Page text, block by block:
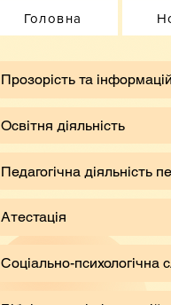
Головна
​Прозорість та
Освітня діяльність
Педагогічна діяльність
Атестація
Соціально-психологічна